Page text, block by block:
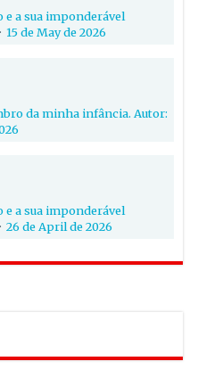
a sua imponderável
·15 de May de 2026
da minha infância. Autor:
a sua imponderável
·26 de April de 2026